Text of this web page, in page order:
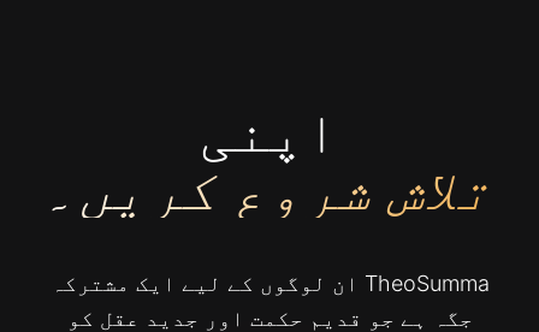
اپنی
تلاش شروع کریں۔
TheoSumma ان لوگوں کے لیے ایک مشترکہ
جگہ ہے جو قدیم حکمت اور جدید عقل کو